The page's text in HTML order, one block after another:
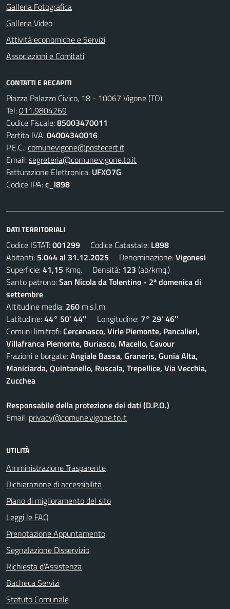
Galleria Fotografica
Galleria Video
Attività economiche e Servizi
Associazioni e Comitati
CONTATTI E RECAPITI
Piazza Palazzo Civico, 18 - 10067 Vigone (TO)
Tel:011.9804269
Codice Fiscale:85003470011
Partita IVA:04004340016
P.E.C.:comunevigone@postecert.it
Email:segreteria@comune.vigone.to.it
Fatturazione Elettronica: UFXO7G
Codice IPA:c_l898
DATI TERRITORIALI
Codice ISTAT:001299 Codice Catastale: L898
Abitanti: 5.044 al 31.12.2025 Denominazione:Vigonesi
Superficie:41,15 Kmq. Densità: 123 (ab/kmq.)
Santo patrono:San Nicola da Tolentino - 2ª domenica di
settembre
Altitudine media: 260 m.s.l.m.
Latitudine:44° 50' 44'' Longitudine: 7° 29' 46''
Comuni limitrofi:Cercenasco, Virle Piemonte, Pancalieri,
Villafranca Piemonte, Buriasco, Macello, Cavour
Frazioni e borgate:Angiale Bassa, Graneris, Gunia Alta,
Maniciarda, Quintanello, Ruscala, Trepellice, Via Vecchia,
Zucchea
Responsabile della protezione dei dati (D.P.O.)
Email: privacy@comune.vigone.to.it
UTILITÀ
Amministrazione Trasparente
Dichiarazione di accessibilità
Piano di miglioramento del sito
Leggi le FAQ
Prenotazione Appuntamento
Segnalazione Disservizio
Richiesta d'Assistenza
Bacheca Servizi
Statuto Comunale